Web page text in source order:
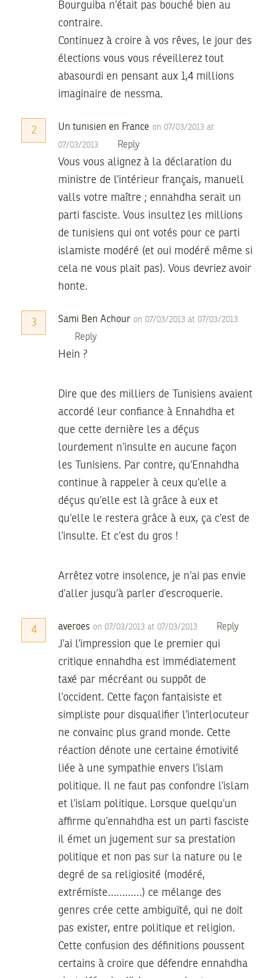
Bourguiba n’était pas bouché bien au
contraire.
Continuez à croire à vos rêves, le jour des
élections vous vous réveillerez tout
abasourdi en pensant aux 1,4 millions
imaginaire de nessma.
2 Un tunisien en France on 07/03/2013 at
07/03/2013 Reply
Vous vous alignez à la déclaration du
ministre de l’intérieur français, manuell
valls votre maître ; ennahdha serait un
parti fasciste. Vous insultez les millions
de tunisiens qui ont votés pour ce parti
islamiste modéré (et oui modéré même si
cela ne vous plait pas). Vous devriez avoir
honte.
3 Sami Ben Achour on 07/03/2013 at 07/03/2013
Reply
Hein ?
Dire que des milliers de Tunisiens avaient
accordé leur confiance à Ennahdha et
que cette dernière les a déçus
lourdement n’insulte en aucune façon
les Tunisiens. Par contre, qu’Ennahdha
continue à rappeler à ceux qu’elle a
déçus qu’elle est là grâce à eux et
qu’elle le restera grâce à eux, ça c’est de
l’insulte. Et c’est du gros !
Arrêtez votre insolence, je n’ai pas envie
d’aller jusqu’à parler d’escroquerie.
4 averoes on 07/03/2013 at 07/03/2013 Reply
J’ai l’impression que le premier qui
critique ennahdha est immédiatement
taxé par mécréant ou suppôt de
l’occident. Cette façon fantaisiste et
simpliste pour disqualifier l’interlocuteur
ne convainc plus grand monde. Cette
réaction dénote une certaine émotivité
liée à une sympathie envers l’islam
politique. Il ne faut pas confondre l’islam
et l’islam politique. Lorsque quelqu’un
affirme qu’ennahdha est un parti fasciste
il émet un jugement sur sa prestation
politique et non pas sur la nature ou le
degré de sa religiosité (modéré,
extrémiste…………) ce mélange des
genres crée cette ambiguïté, qui ne doit
pas exister, entre politique et religion.
Cette confusion des définitions poussent
certains à croire que défendre ennahdha